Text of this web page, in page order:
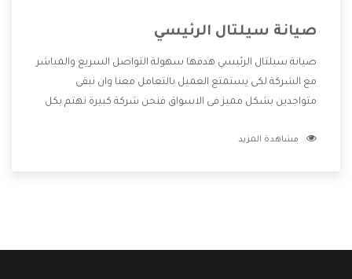
صيانة سيلتال الرئيسي
صيانة سيلتال الرئيسي هدفها سهولة التواصل السريع والمباشر
مع الشركة لكى يستمتع العميل بالتعامل معنا وان نبقى
متواجدين بشكل مميز فى الاسواق فنحن شركة كبيرة نهتم بكل
الشركة بها والتى تكون منها خدمة الصيانة التى تكون من أهم
مشاهدة المزيد